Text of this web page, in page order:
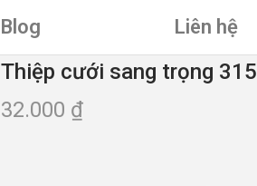
Blog Liên hệ
Thiệp cưới sang trọng 315
32.000 ₫